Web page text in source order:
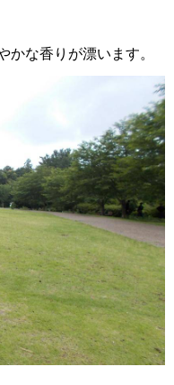
な香りが漂います。